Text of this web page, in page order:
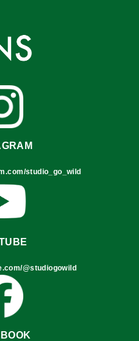
studio_go_wild
@studiogowild